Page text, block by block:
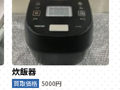
炊飯器
買取価格 5000円